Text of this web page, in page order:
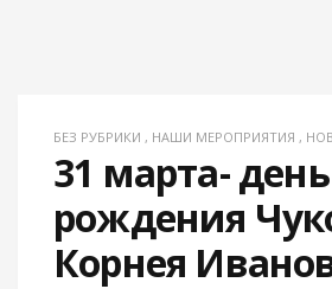
БЕЗ РУБРИКИ , НАШИ МЕРОПРИЯТИЯ ,
31 марта- день
рождения
Корнея